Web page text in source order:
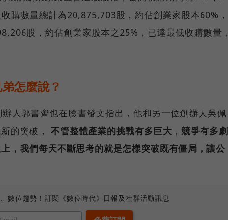
購數量總計為20,875,703股，約佔創業家股本60%，
股，約佔創業家股本之25%，已達最低收購數量
怎麼說？
人郭書齊也在臉書發文指出，他和另一位創辦人吳佩
的突破， 不管整體產業的挑戰有多巨大，競爭有多劇
，我們每天不斷思考的就是怎樣突破既有僵局，讓公
數位趨勢！訂閱《數位時代》日報及社群活動訊息